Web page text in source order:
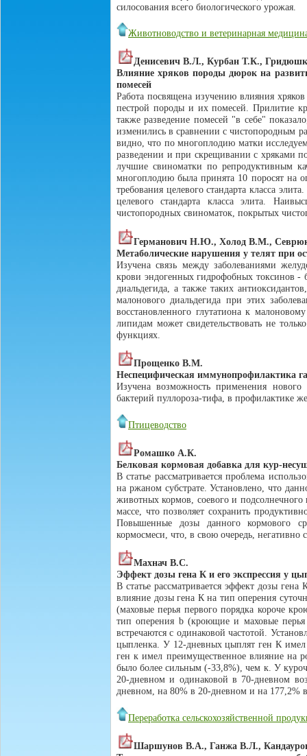
силосования всего биологического урожая.
Животноводство и ветеринарная
Денисевич В.Л., Курбан Т.К.,
Влияние хряков породы дюрок на
помесей
Работа посвящена изучению влияния
пестрой породы и их помесей. Прилитие
также разведение помесей "в себе"
изменились в сравнении с чистопородным
видно, что по многоплодию матки
разведении и при скрещивании с хряками
лучшие свиноматки по репродуктивным
многоплодию была принята 10 поросят на
требования целевого стандарта класса
целевого стандарта класса элита.
чистопородных свиноматок, покрытых
Германович Н.Ю., Холод В.М.,
Метаболические нарушения у телят при
Изучена связь между заболеваниями
крови эндогенных гидрофобных токсинов -
диальдегида, а также таких
малонового диальдегида при этих
восстановленного глутатиона к
липидам может свидетельствовать не
функциях.
Прощенко В.М.
Неспецифическая иммунопрофилактика
Изучена возможность применения нового
бактерий пуллороза-тифа, в профилактике
Птицеводство
Ромашко А.К.
Белковая кормовая добавка для кур-
В статье рассматривается проблема
на ржаном субстрате. Установлено, что
животных кормов, соевого и
массе, что позволяет сохранить
Повышенные дозы данного кормового
кормосмеси, что, в свою очередь, негативно
Махнач В.С.
Эффект дозы гена К и его экспрессия у
В статье рассматривается эффект дозы
влияние дозы гена К на тип оперения
(маховые перья первого порядка короче
тип оперения b (кроющие и маховые
встречаются с одинаковой частотой.
цыпленка. У 12-дневных цыплят ген К
ген к имел преимущественное влияние на
было более сильным (-33,8%), чем к. У
20-дневном и одинаковой в 70-дневном
дневном, на 80% в 20-дневном и на 177,2%
Переработка сельскохозяйственной
Шаршунов В.А., Ганжа В.Л.,